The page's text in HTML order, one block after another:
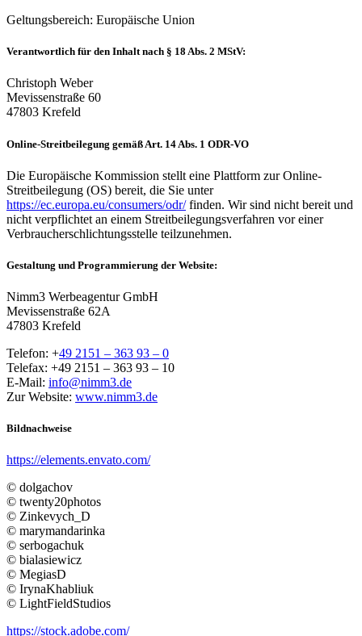
Geltungsbereich: Europäische Union
Verantwortlich für den Inhalt nach § 18 Abs. 2 MStV:
Christoph Weber
Mevissenstraße 60
47803 Krefeld
Online-Streitbeilegung gemäß Art. 14 Abs. 1 ODR-VO
Die Europäische Kommission stellt eine Plattform zur Online-
Streitbeilegung (OS) bereit, die Sie unter
https://ec.europa.eu/consumers/odr/finden. Wir sind nicht bereit und
nicht verpflichtet an einem Streitbeilegungsverfahren vor einer
Verbraucherschlichtungsstelle teilzunehmen.
Gestaltung und Programmierung der Website:
Nimm3 Werbeagentur GmbH
Mevissenstraße 62A
47803 Krefeld
Telefon: +49 2151 – 363 93 – 0
Telefax: +49 2151 – 363 93 – 10
E-Mail: info@nimm3.de
Zur Website: www.nimm3.de
Bildnachweise
https://elements.envato.com/
© dolgachov
© twenty20photos
© Zinkevych_D
© marymandarinka
© serbogachuk
© bialasiewicz
© MegiasD
© IrynaKhabliuk
© LightFieldStudios
https://stock.adobe.com/